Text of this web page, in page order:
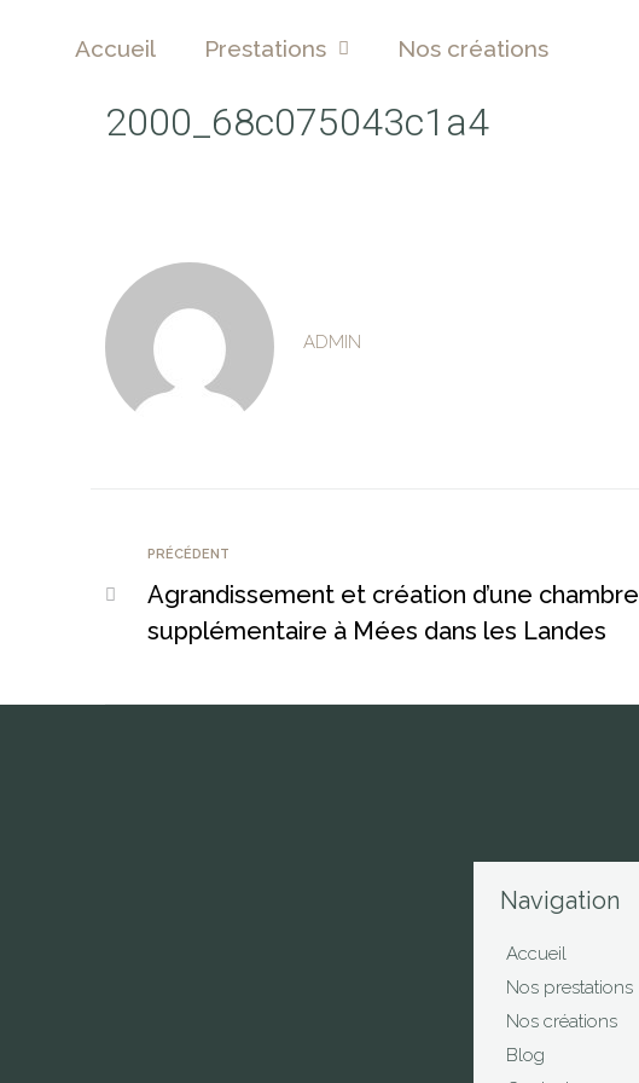
Accueil Prestations Nos créations
2000_68c075043c1a4
ADMIN
PRÉCÉDENT
Agrandissement et création d’une chambre
supplémentaire à Mées dans les Landes
Navigation
Accueil
Nos prestations
Nos créations
Blog